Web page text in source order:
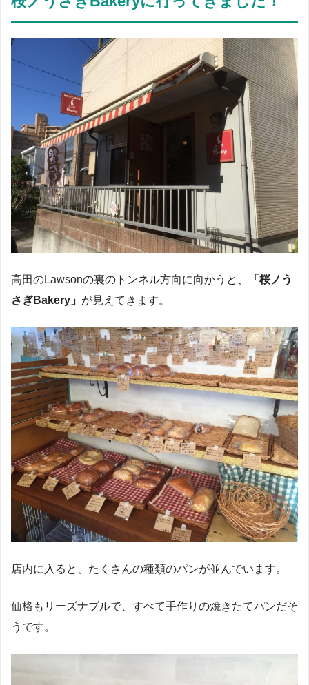
高田のLawsonの裏のトンネル方向に向かうと、
「桜ノう
さぎBakery」 が見えてきます。
店内に入ると、たくさんの種類のパンが並んでいます。
価格もリーズナブルで、すべて手作りの焼きたてパンだそ
うです。